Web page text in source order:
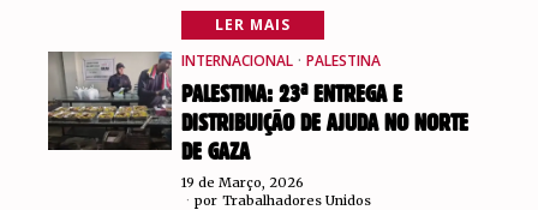
LER MAIS
INTERNACIONAL · PALESTINA
PALESTINA: 23ª ENTREGA E
DISTRIBUIÇÃO DE AJUDA NO NORTE
DE GAZA
19 de Março, 2026
por Trabalhadores Unidos